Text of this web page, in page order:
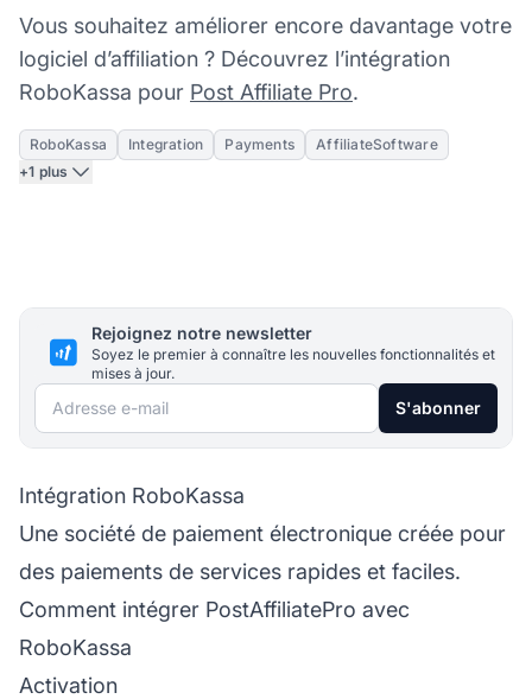
Vous souhaitez améliorer encore davantage votre
logiciel d’affiliation ? Découvrez l’intégration
RoboKassa pour Post Affiliate Pro.
RoboKassa Integration Payments
AffiliateSoftware
+1 plus
Rejoignez notre newsletter
Soyez le premier à connaître les nouvelles fonctionnalités et
mises à jour.
Adresse e-mail S'abonner
Intégration RoboKassa
Une société de paiement électronique créée pour
des paiements de services rapides et faciles.
Comment intégrer PostAffiliatePro avec
RoboKassa
Activation